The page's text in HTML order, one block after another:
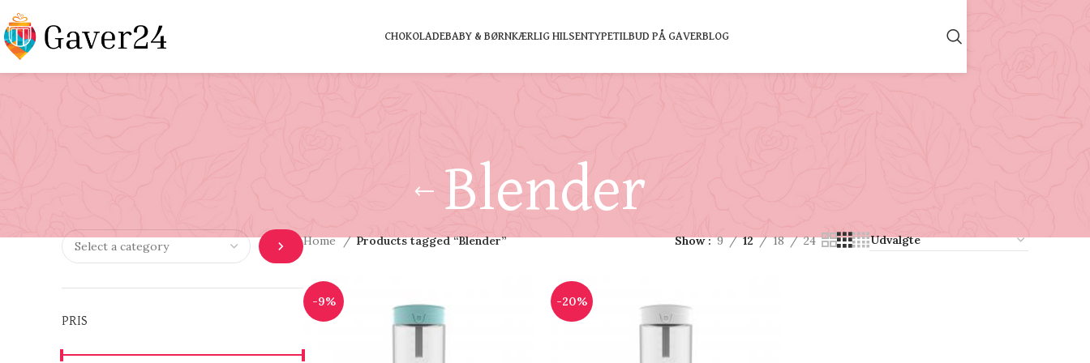
CHOKOLADEBABY & BØRNKÆRLIG HILSENTYPETILBUD PÅ GAVERBLOG
Blender
PRIS
Home Products tagged “Blender” Show 9 12 18 24
-9% -20%